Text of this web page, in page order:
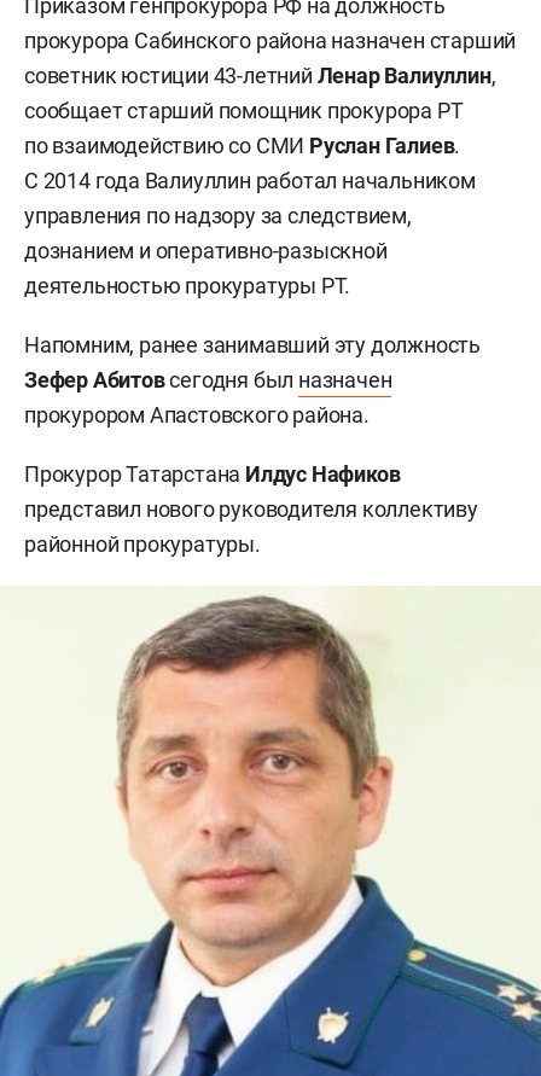
Приказом генпрокурора РФ на должность
прокурора Сабинского района назначен старший
советник юстиции 43-летний Ленар Валиуллин,
сообщает старший помощник прокурора РТ
по взаимодействию со СМИ Руслан Галиев.
С 2014 года Валиуллин работал начальником
управления по надзору за следствием,
дознанием и оперативно-разыскной
деятельностью прокуратуры РТ.
Напомним, ранее занимавший эту должность
Зефер Абитовсегодня был назначен
прокурором Апастовского района.
Прокурор Татарстана Илдус Нафиков
представил нового руководителя коллективу
районной прокуратуры.